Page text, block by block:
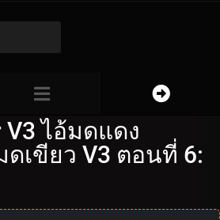
V3 ไอ้มดแดง
ดเขียว V3 ตอนที่ 6: